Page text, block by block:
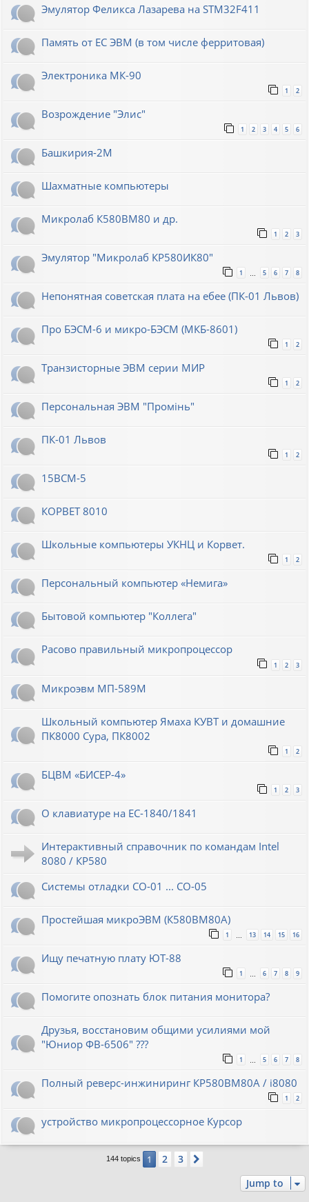
Эмулятор Феликса Лазарева на STM32F411
Память от ЕС ЭВМ (в том числе ферритовая)
Электроника МК-90
1 2
Возрождение "Элис"
1 2 3 4 5 6
Башкирия-2М
Шахматные компьютеры
Микролаб К580ВМ80 и др.
1 2 3
Эмулятор "Микролаб КР580ИК80"
1 … 5 6 7 8
Непонятная советская плата на ебее (ПК-01 Львов)
Про БЭСМ-6 и микро-БЭСМ (МКБ-8601)
1 2
Транзисторные ЭВМ серии МИР
1 2
Персональная ЭВМ "Промiнь"
ПК-01 Львов
1 2
15ВСМ-5
КОРВЕТ 8010
Школьные компьютеры УКНЦ и Корвет.
1 2
Персональный компьютер «Немига»
Бытовой компьютер "Коллега"
Расово правильный микропроцессор
1 2 3
Микроэвм МП-589М
Школьный компьютер Ямаха КУВТ и домашние
ПК8000 Сура, ПК8002
1 2
БЦВМ «БИСЕР-4»
1 2 3
О клавиатуре на ЕС-1840/1841
Интерактивный справочник по командам Intel
8080 / КР580
Системы отладки СО-01 ... СО-05
Простейшая микроЭВМ (К580ВМ80А)
1 13 14 15 16
Ищу печатную плату ЮТ-88
1 6 7 8 9
Помогите опознать блок питания монитора?
Друзья, восстановим общими усилиями мой
"Юниор ФВ-6506" ???
1 … 5 6 7 8
Полный реверс-инжиниринг КР580ВМ80А / i8080
1 2
устройство микропроцессорное Курсор
144 topics 1 2 3
Jump to